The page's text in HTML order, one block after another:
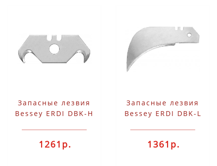
Запасные лезвия
Bessey ERDI DBK-H
1261р.
Запасные лезвия
Bessey ERDI DBK-L
1361р.